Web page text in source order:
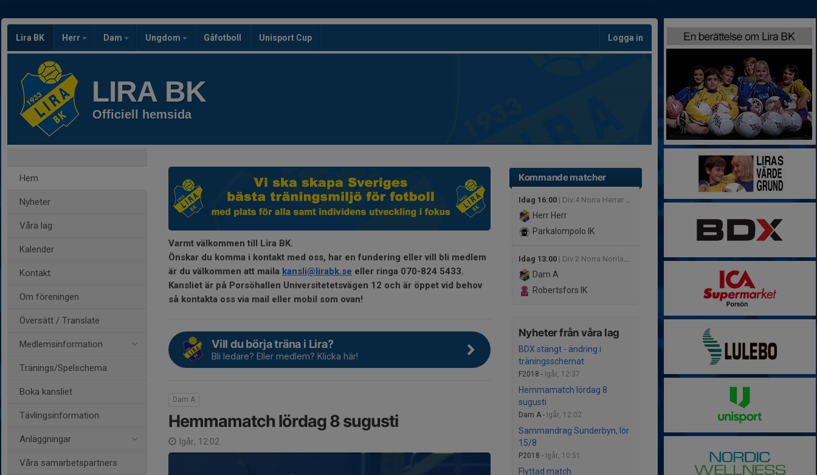
Lira BK Herr Dam Ungdom Gåfotboll Unisport Cup Logga in
LIRA BK
Officiell hemsida
Hem
Nyheter
Våra lag
Kalender
Kontakt
Om föreningen
Översätt / Translate
Medlemsinformation
Tränings/Spelschema
Boka kansliet
Tävlingsinformation
Anläggningar
Våra samarbetspartners
Kommande matcher
Idag 16:00 | Div.4 Norra Herrar Vår
Herr Herr
Parkalompolo IK
Idag 13:00 | Div 2 Norra Norrland Nord Damer
Dam A
Robertsfors IK
Nyheter från våra lag
BDX stängt - ändring i
träningsschemat
F2018 - Igår, 12:37
Hemmamatch lördag 8
sugusti
Dam A - Igår, 12:02
Sammandrag Sunderbyn, lör
15/8
P2018 - Igår, 10:51
Flyttad match
Varmt välkommen till Lira BK.
Önskar du komma i kontakt med oss, har en fundering eller vill bli medlem
är du välkommen att maila kansli@lirabk.se eller ringa 070-824 5433.
Kansliet är på Porsöhallen Universitetetsvägen 12 och är öppet vid behov
så kontakta oss via mail eller mobil som ovan!
Vill du börja träna i Lira?
Bli ledare? Eller medlem? Klicka här!
Dam A
Hemmamatch lördag 8 sugusti
Igår, 12:02